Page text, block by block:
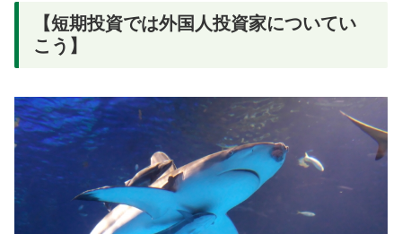
【短期投資では外国人投資家についてい
こう】